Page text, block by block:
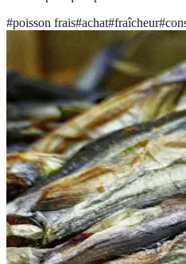
#poisson frais#achat#fraîcheur#